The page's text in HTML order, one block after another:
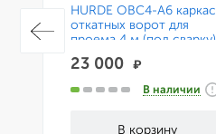
HURDE ОВС4-А6 каркас
откатных ворот для
проема 4 м (под сварку)
с консольной системой
на 6 м.
23 000
₽
В наличии